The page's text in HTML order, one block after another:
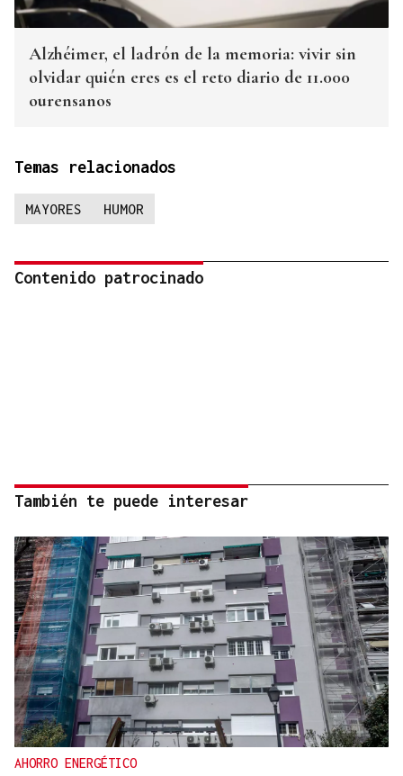
Alzhéimer, el ladrón de la memoria: vivir sin
olvidar quién eres es el reto diario de 11.000
ourensanos
Temas relacionados
MAYORES HUMOR
Contenido patrocinado
También te puede interesar
AHORRO ENERGÉTICO